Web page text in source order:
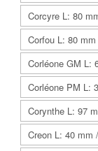
Corcyre L: 80
Corfou L: 80
Corléone GM L:
Corléone PM L:
Corynthe L: 97
Creon L: 40 mm